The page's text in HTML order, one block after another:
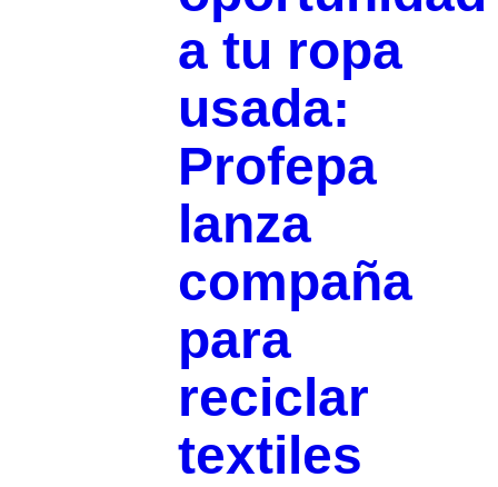
a tu ropa
usada:
Profepa
lanza
compaña
para
reciclar
textiles